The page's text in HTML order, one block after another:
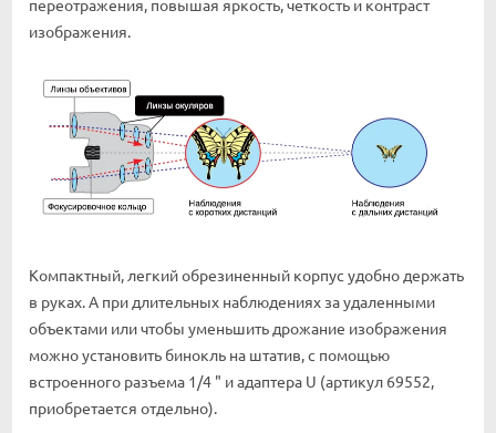
переотражения, повышая яркость, четкость и контраст
изображения.
Компактный, легкий обрезиненный корпус удобно держать
в руках. А при длительных наблюдениях за удаленными
объектами или чтобы уменьшить дрожание изображения
можно установить бинокль на штатив, с помощью
встроенного разъема 1/4 " и адаптера U (артикул 69552,
приобретается отдельно).